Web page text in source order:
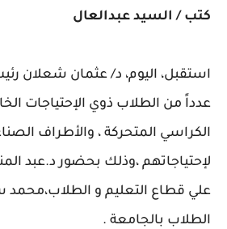
كتب / السيد عبدالعال
استقبل، اليوم، د/ عثمان شعلان
عدداً من الطلاب ذوي الإحتياجات
الكراسي المتحركة ، والأطراف
لإحتياجاتهم ،وذلك بحضور د.عبد
علي قطاع التعليم و الطلاب،محمد
الطلاب بالجامعة .